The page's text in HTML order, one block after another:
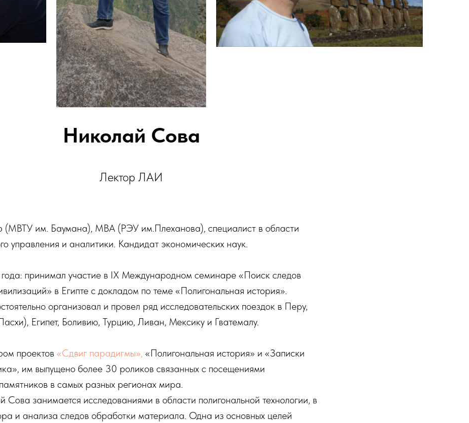
Николай Сова
Лектор ЛАИ
(МВТУ им. Баумана), МВА (РЭУ им.Плеханова), специалист в области
управления и аналитики. Кандидат экономических наук.
принимал участие в IX Международном семинаре «Поиск следов
в Египте с докладом по теме «Полигональная история».
организовал и провел ряд исследовательских поездок в Перу,
Египет, Боливию, Турцию, Ливан, Мексику и Гватемалу.
проектов «Сдвиг парадигмы», «Полигональная история» и «Записки
им выпущено более 30 роликов связанных с посещениями
в самых разных регионах мира.
занимается исследованиями в области полигональной технологии, в
и анализа следов обработки материала. Одна из основных целей